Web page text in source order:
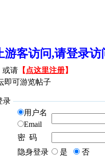
游客访问,请登录
或请 【 点这里注册】
即可游览帖子
录
用户名
Email
密 码
隐身登录
是 否